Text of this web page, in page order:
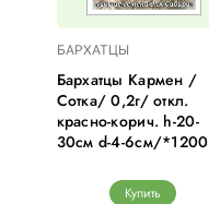
БАРХАТЦЫ
Бархатцы Кармен /
Сотка/ 0,2г/ откл.
красно-корич. h-20-
30см d-4-6см/*1200
Купить